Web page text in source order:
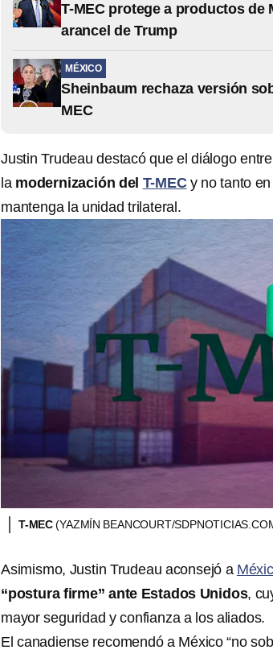
T-MEC protege a productos de
arancel de Trump
MÉXICO
Sheinbaum rechaza versión
MEC
Justin Trudeau destacó que el diálogo
la modernización del T-MECy no tanto en
mantenga la unidad trilateral.
T-MEC(YAZMÍN BEANCOURT/
Asimismo, Justin Trudeau aconsejó a
“postura firme” ante Estados Unidos,
mayor seguridad y confianza a los aliados.
El canadiense recomendó a México “no